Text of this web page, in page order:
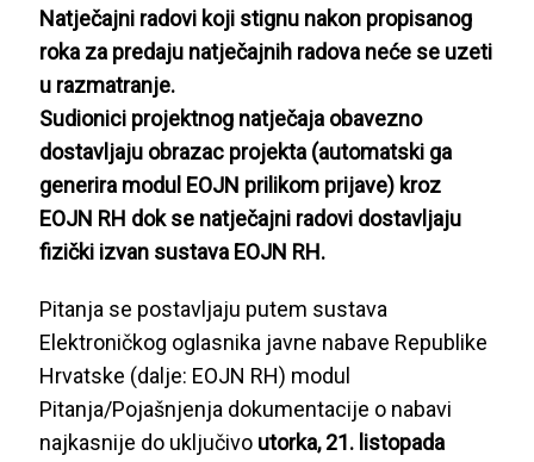
Natječajni radovi koji stignu nakon propisanog
roka za predaju natječajnih radova neće se uzeti
u razmatranje.
Sudionici projektnog natječaja obavezno
dostavljaju obrazac projekta (automatski ga
generira modul EOJN prilikom prijave) kroz
EOJN RH dok se natječajni radovi dostavljaju
fizički izvan sustava EOJN RH.
Pitanja se postavljaju putem sustava
Elektroničkog oglasnika javne nabave Republike
Hrvatske (dalje: EOJN RH) modul
Pitanja/Pojašnjenja dokumentacije o nabavi
najkasnije do uključivo utorka, 21. listopada